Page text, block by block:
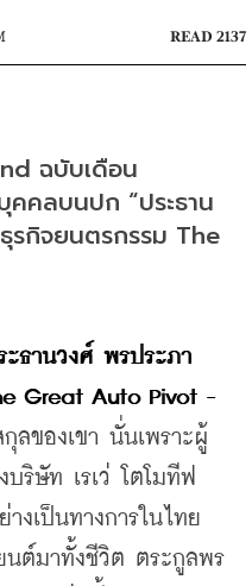
READ 2137
ฉบับเดือน
คลบนปก “ประธาน
รกิจยนตรกรรม The
ะธานวงศ์ พรประภา
Great Auto Pivot -
ลของเขา นั่นเพราะผู้
ริษัท เรเว่ โตโมทีฟ
งเป็นทางการในไทย
นต์มาทั้งชีวิต ตระกูลพร